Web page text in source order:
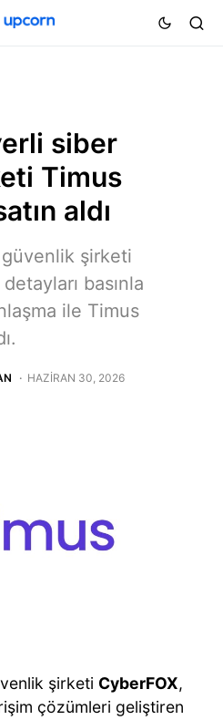
siber
Timus
aldı
şirketi
basınla
ile Timus
HAZIRAN 30, 2026
şirketi CyberFOX,
çözümleri geliştiren